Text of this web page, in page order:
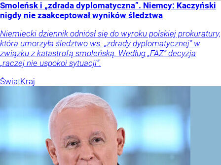
Smoleńsk i „zdrada dyplomatyczna”. Niemcy: Kaczyński
nigdy nie zaakceptował wyników śledztwa
Niemiecki dziennik odniósł się do wyroku polskiej prokuratury,
która umorzyła śledztwo ws. „zdrady dyplomatycznej” w
związku z katastrofą smoleńską. Według „FAZ” decyzja
„raczej nie uspokoi sytuacji”.
ŚwiatKraj